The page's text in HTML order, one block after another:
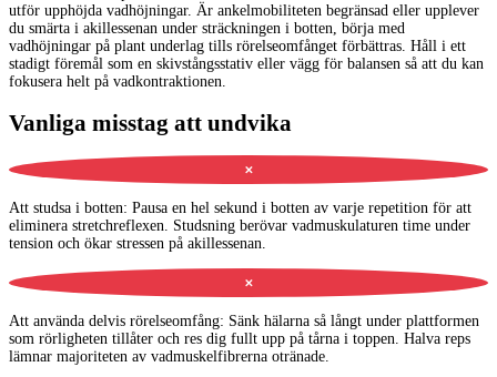
utför upphöjda vadhöjningar. Är ankelmobiliteten begränsad eller upplever
du smärta i akillessenan under sträckningen i botten, börja med
vadhöjningar på plant underlag tills rörelseomfånget förbättras. Håll i ett
stadigt föremål som en skivstångsstativ eller vägg för balansen så att du kan
fokusera helt på vadkontraktionen.
Vanliga misstag att undvika
✕
Att studsa i botten: Pausa en hel sekund i botten av varje repetition för att
eliminera stretchreflexen. Studsning berövar vadmuskulaturen time under
tension och ökar stressen på akillessenan.
✕
Att använda delvis rörelseomfång: Sänk hälarna så långt under plattformen
som rörligheten tillåter och res dig fullt upp på tårna i toppen. Halva reps
lämnar majoriteten av vadmuskelfibrerna otränade.